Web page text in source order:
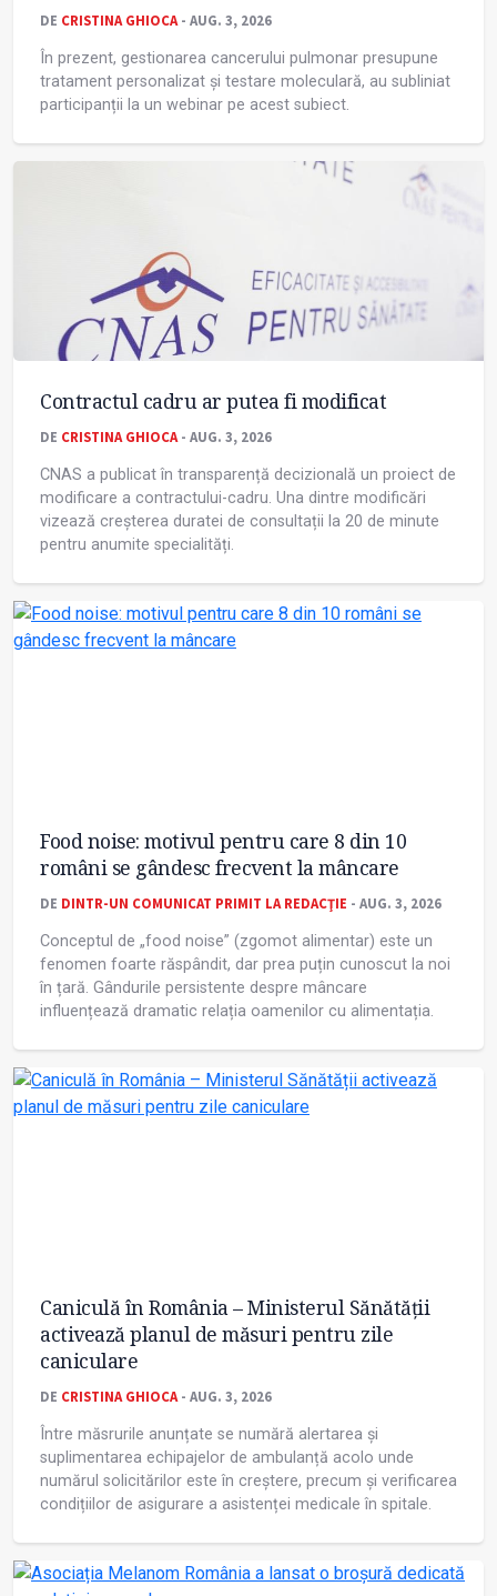
DE CRISTINA GHIOCA- AUG. 3, 2026
În prezent, gestionarea cancerului pulmonar presupune
tratament personalizat și testare moleculară, au subliniat
participanții la un webinar pe acest subiect.
Contractul cadru ar putea fi modificat
DE CRISTINA GHIOCA- AUG. 3, 2026
CNAS a publicat în transparență decizională un proiect de
modificare a contractului-cadru. Una dintre modificări
vizează creșterea duratei de consultații la 20 de minute
pentru anumite specialități.
Food noise: motivul pentru care 8 din 10
români se gândesc frecvent la mâncare
DE DINTR-UN COMUNICAT PRIMIT LA REDACŢIE - AUG. 3, 2026
Conceptul de „food noise” (zgomot alimentar) este un
fenomen foarte răspândit, dar prea puțin cunoscut la noi
în țară. Gândurile persistente despre mâncare
influențează dramatic relația oamenilor cu alimentația.
Caniculă în România – Ministerul Sănătății
activează planul de măsuri pentru zile
caniculare
DE CRISTINA GHIOCA- AUG. 3, 2026
Între măsrurile anunțate se numără alertarea și
suplimentarea echipajelor de ambulanță acolo unde
numărul solicitărilor este în creștere, precum și verificarea
condițiilor de asigurare a asistenței medicale în spitale.